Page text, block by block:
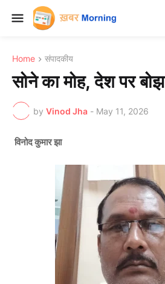
Home संपादकीय
सोने का मोह, देश पर बोझ
by Vinod Jha - May 11, 2026
विनोद कुमार झा